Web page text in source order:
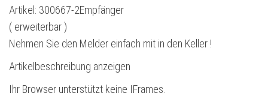
Artikel: 300667-2Empfänger
( erweiterbar )
Nehmen Sie den Melder einfach mit in den Keller !
Artikelbeschreibung anzeigen
Ihr Browser unterstützt keine IFrames.